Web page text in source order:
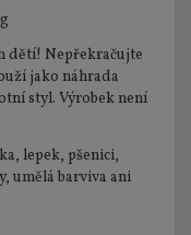
dětí! Nepřekračujte
jako náhrada
styl. Výrobek není
lepek, pšenici,
umělá barviva ani